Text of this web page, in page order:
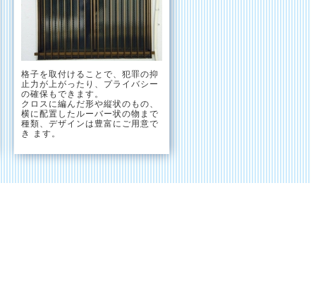
格子を取付けることで、犯罪の抑
止力が上がったり、プライバシー
の確保もできます。
クロスに編んだ形や縦状のもの、
横に配置したルーバー状の物まで
種類、デザインは豊富にご用意で
き ます。